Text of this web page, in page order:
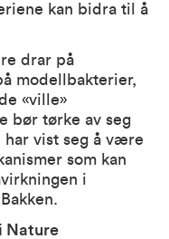
kan bidra til å
drar på
modellbakterier,
«ville»
bør tørke av seg
vist seg å være
som kan
i
Nature